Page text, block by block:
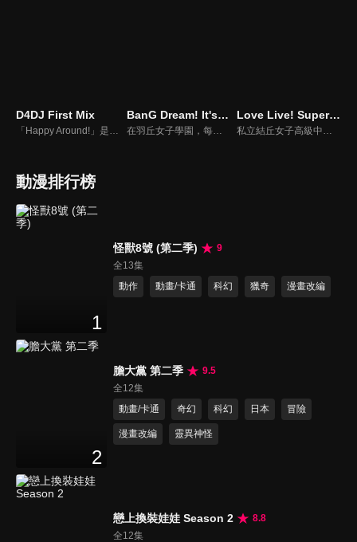
D4DJ First Mix
「Happy Around!」是愛本鈴玖的口頭禪。從國外回到日本的她，轉學到了DJ活動盛行的陽葉學園。她在那裡親眼目睹了一場DJ演出，並為之感動不已。在將明石真秀・大鳴門無雙・渡月麗等人接連捲入進來之後，她最終決定成立一個DJ組合。凜久等人一邊和學校內的Peaky P-key以及Photon Maiden等組合交流，一邊不斷努力，逐漸向盛大的舞台前進……！
BanG Dream! It's MyGO!!!!!
在羽丘女子學園，每個人都在參與樂團，剛入學的愛音也急忙尋找樂團成員，希望能早點融入班級。在這期間，她得知被稱為「羽丘的不思議女孩」的燈還沒有加入任何樂團，愛音有些不確定地向她提議……我們滿是傷痕、笨拙的<音樂（呼喊）>。即便是迷失的人也好，只要有所前進就好。
Love Live! Superstar!! 第三季
私立結丘女子高級中學，沒有歷史，沒有舊生，甚至校名也毫無知名度，在這間什麼都沒有的新學校裡，以澀谷香音為中心的五名少女邂逅了「學園偶像」。我想用歌聲……實現心願！仍然渺小的幾顆星星，她們遠大的想法此時開始交錯──這就是從零開始，屬於擁有無限可能的她們「一起實現的故事 」。
動漫排行榜
1
怪獸8號 (第二季)
9
全13集
動作
動畫/卡通 科幻 獵奇 漫畫改編
2
膽大黨 第二季
9.5
全12集
動畫/卡通
奇幻 科幻 日本 冒險
漫畫改編 靈異神怪
戀上換裝娃娃 Season 2
8.8
全12集